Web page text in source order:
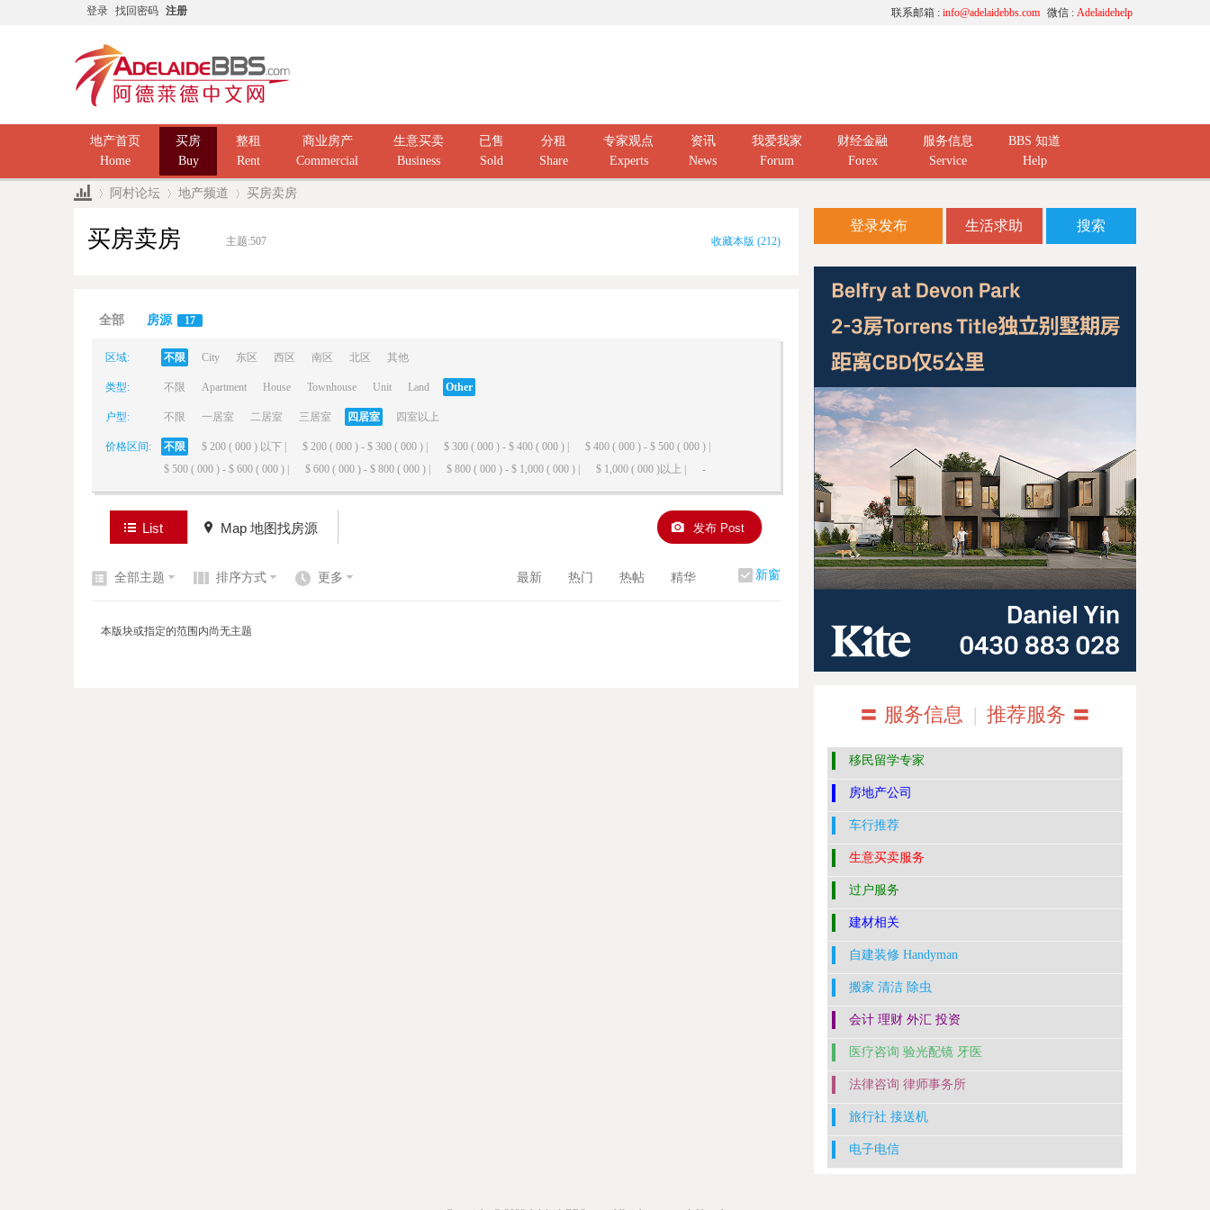
登录 找回密码 注册 微信 : Adelaidehelp
联系邮箱 : info@adelaidebbs.com
地产首页
Home
买房
Buy
整租
Rent
商业房产
Commercial
生意买卖
Business
已售
Sold
分租
Share
专家观点
Experts
资讯
News
我爱我家
Forum
财经金融
Forex
服务信息
Service
BBS 知道
Help
阿村论坛 地产频道 买房卖房
买房卖房 主题:507 收藏本版 (212)
全部 房源 17
区域: 不限 City 东区 西区 南区 北区 其他
类型: 不限 Apartment House Townhouse Unit Land Other
户型: 不限 一居室 二居室 三居室 四居室 四室以上
价格区间: 不限 $ 200 ( 000 ) 以下 | $ 200 ( 000 ) - $ 300 ( 000 ) | $ 300 ( 000 ) - $ 400 ( 000 ) |
$ 400 ( 000 ) - $ 500 ( 000 ) |
$ 500 ( 000 ) - $ 600 ( 000 ) |
$ 600 ( 000 ) - $ 800 ( 000 ) | $ 800 ( 000 ) - $ 1,000 ( 000 ) | $ 1,000 ( 000 )以上 | -
List Map 地图找房源 发布 Post
新窗
全部主题 排序方式 更多 最新 热门 热帖 精华
本版块或指定的范围内尚无主题
登录发布 生活求助 搜索
〓 服务信息 | 推荐服务 〓
移民留学专家
房地产公司
车行推荐
生意买卖服务
过户服务
建材相关
自建装修 Handyman
搬家 清洁 除虫
会计 理财 外汇 投资
医疗咨询 验光配镜 牙医
法律咨询 律师事务所
旅行社 接送机
电子电信